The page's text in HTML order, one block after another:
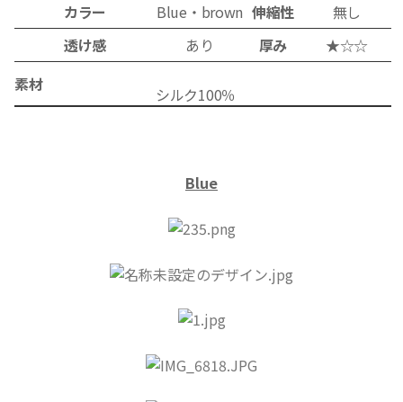
カラー Blue・brown 伸縮性
無し
透け感
あり 厚み
★☆☆
素材 シルク100％
Blue